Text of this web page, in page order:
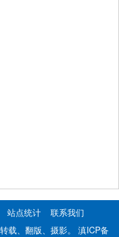
站点统计
联系我们
载、翻版、摄影。 滇ICP备